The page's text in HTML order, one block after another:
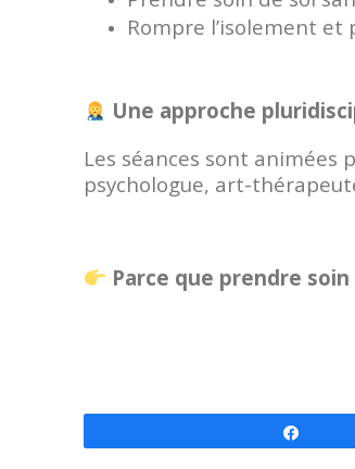
Rompre l’isolement et
Une approche
Les séances sont animées
psychologue, art-
Parce que prendre